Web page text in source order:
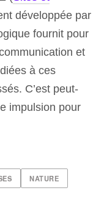
développée par
fournit pour
et
à ces
C’est peut-
impulsion pour
NATURE